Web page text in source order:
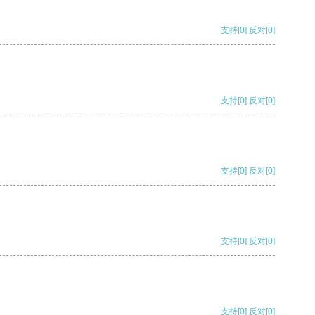
支持[0] 反对[0]
支持[0] 反对[0]
支持[0] 反对[0]
支持[0] 反对[0]
支持[0] 反对[0]